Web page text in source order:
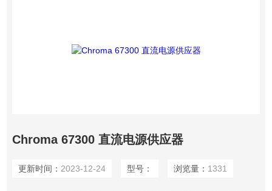
Chroma 67300 直流电源供应器
更新时间： 2023-12-24 型号： 浏览量： 1331